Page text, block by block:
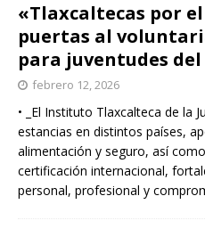
«Tlaxcaltecas por
puertas al
para juventudes
febrero 12, 2026
• _El Instituto Tlaxcalteca de la
estancias en distintos países,
alimentación y seguro, así
certificación internacional,
personal, profesional y